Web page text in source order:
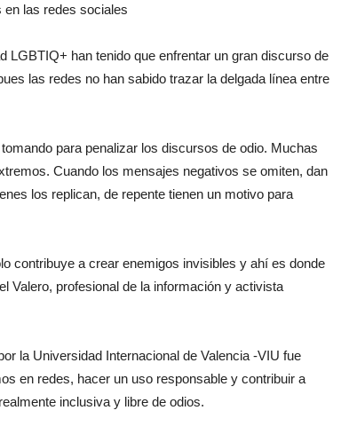
las redes sociales
LGBTIQ+ han tenido que enfrentar un gran discurso de
las redes no han sabido trazar la delgada línea entre
para penalizar los discursos de odio. Muchas
Cuando los mensajes negativos se omiten, dan
los replican, de repente tienen un motivo para
contribuye a crear enemigos invisibles y ahí es donde
Valero, profesional de la información y activista
la Universidad Internacional de Valencia -VIU fue
en redes, hacer un uso responsable y contribuir a
inclusiva y libre de odios.